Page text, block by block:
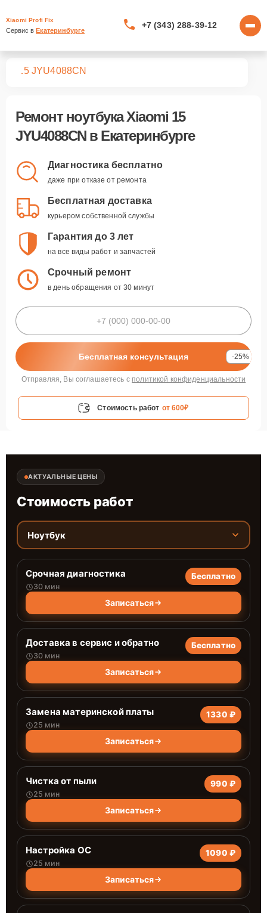
Xiaomi Profi Fix
Сервис в Екатеринбурге
+7 (343) 288-39-12
15 JYU4088CN
Ремонт ноутбука Xiaomi 15
JYU4088CNв Екатеринбурге
Диагностика бесплатно
даже при отказе от ремонта
Бесплатная доставка
курьером собственной службы
Гарантия до 3 лет
на все виды работ и запчастей
Срочный ремонт
в день обращения от 30 минут
Бесплатная консультация -25%
Отправляя, Вы соглашаетесь с политикой конфиденциальности
Стоимость работ от 600₽
АКТУАЛЬНЫЕ ЦЕНЫ
Стоимость работ
Ноутбук
Срочная диагностика
30 мин
Бесплатно
Записаться
Доставка в сервис и обратно
30 мин
Бесплатно
Записаться
Замена материнской платы
25 мин
1330 ₽
Записаться
Чистка от пыли
25 мин
990 ₽
Записаться
Настройка ОС
25 мин
1090 ₽
Записаться